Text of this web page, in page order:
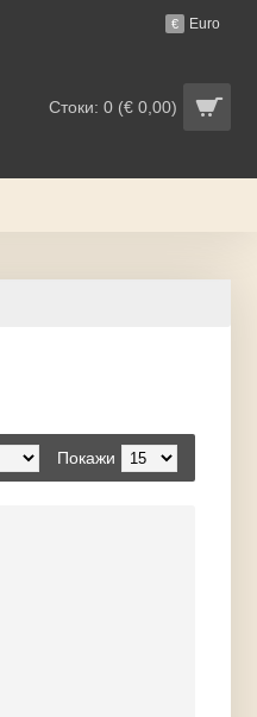
€ Euro
Стоки: 0 (€ 0,00)
Покажи